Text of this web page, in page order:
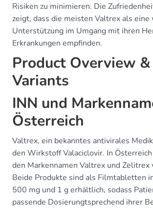
Risiken zu minimieren. Die
zeigt, dass die meisten Valtrex als
Unterstützung im Umgang mit ihren
Erkrankungen empfinden.
Product Overview
Variants
INN und
Österreich
Valtrex, ein bekanntes antivirales
den Wirkstoff Valaciclovir. In
den Markennamen Valtrex und Zelitrex
Beide Produkte sind als Filmtabletten
500 mg und 1 g erhältlich, sodass
passende Dosierungtsprechend ihrer